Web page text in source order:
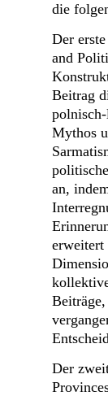
die
Der
and
Beitrag
Mythos
an,
erweitert
Der